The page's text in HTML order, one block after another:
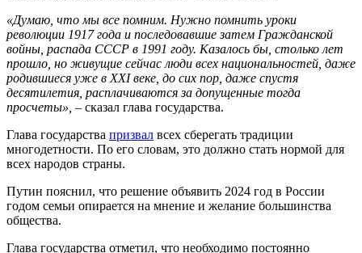
«Думаю, что мы все помним. Нужно помнить уроки
революции 1917 года и последовавшие затем Гражданской
войны, распада СССР в 1991 году. Казалось бы, столько лет
прошло, но живущие сейчас люди всех национальностей, даже
родившиеся уже в XXI веке, до сих пор, даже спустя
десятилетия, расплачиваются за допущенные тогда
просчеты», – сказал глава государства.
Глава государства призвал всех сберегать традиции
многодетности. По его словам, это должно стать нормой для
всех народов страны.
Путин пояснил, что решение объявить 2024 год в России
годом семьи опирается на мнение и желание большинства
общества.
Глава государства отметил, что необходимо постоянно